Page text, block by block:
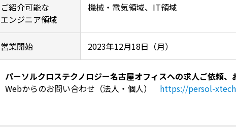
ご紹介可能な
エンジニア領域
機械・電気領域、IT領域
営業開始 2023年12月18日（月）
パーソルクロステクノロジー名古屋オフィスへの求人ご依頼
Webからのお問い合わせ（法人・個人） https://persol-